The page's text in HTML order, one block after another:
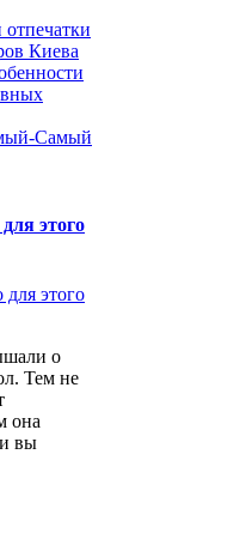
отпечатки
Киева
Самый
этого
о
Тем не
она
вы